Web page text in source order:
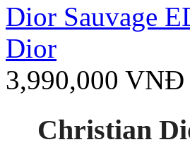
Dior Sauvage
Dior
3,990,000 VNĐ
Christian